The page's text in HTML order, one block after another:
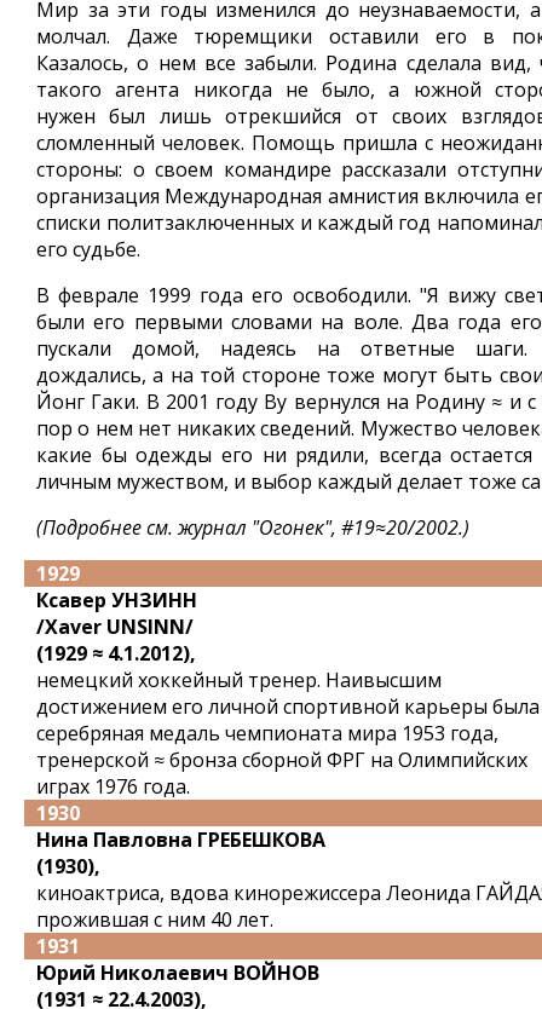
Мир за эти годы изменился до неузнаваемости,
молчал. Даже тюремщики оставили его в
Казалось, о нем все забыли. Родина сделала вид,
такого агента никогда не было, а южной
нужен был лишь отрекшийся от своих
сломленный человек. Помощь пришла с
стороны: о своем командире рассказали
организация Международная амнистия включила
списки политзаключенных и каждый год
его судьбе.
В феврале 1999 года его освободили. "Я вижу
были его первыми словами на воле. Два года
пускали домой, надеясь на ответные
дождались, а на той стороне тоже могут быть
Йонг Гаки. В 2001 году Ву вернулся на Родину ≈ и с
пор о нем нет никаких сведений. Мужество
какие бы одежды его ни рядили, всегда остается
личным мужеством, и выбор каждый делает тоже
(Подробнее см. журнал "Огонек", #19≈20/2002.)
1929
Ксавер УНЗИНН
/Xaver UNSINN/
(1929 ≈ 4.1.2012),
немецкий хоккейный тренер. Наивысшим
достижением его личной спортивной карьеры была
серебряная медаль чемпионата мира 1953 года,
тренерской ≈ бронза сборной ФРГ на Олимпийских
играх 1976 года.
1930
Нина Павловна ГРЕБЕШКОВА
(1930),
киноактриса, вдова кинорежиссера Леонида
прожившая с ним 40 лет.
1931
Юрий Николаевич ВОЙНОВ
(1931 ≈ 22.4.2003),